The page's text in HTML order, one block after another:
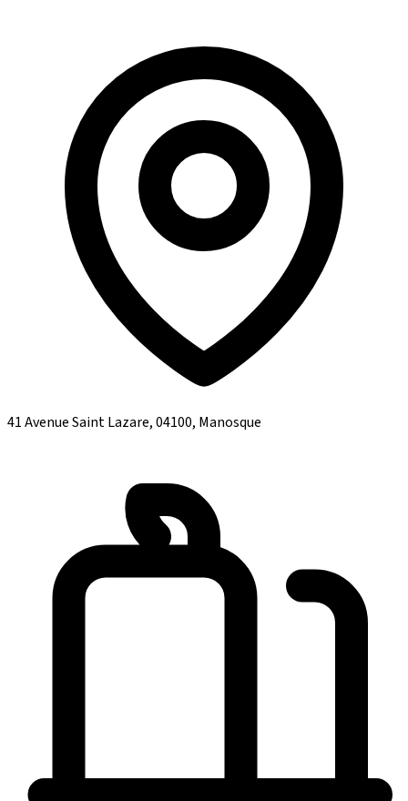
41 Avenue Saint Lazare, 04100, Manosque